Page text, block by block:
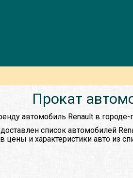
Прокат
автомобиль Renault в
список автомобилей
цены и характеристики авто из